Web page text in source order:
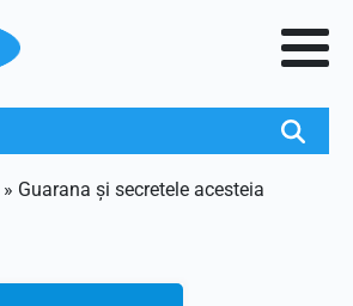
» Guarana și secretele acesteia